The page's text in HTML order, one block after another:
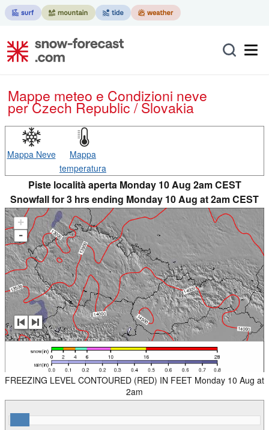
Mappe meteo e Condizioni neve
per Czech Republic / Slovakia
Mappa Neve
Mappa
temperatura
Piste località aperta Monday 10 Aug 2am CEST
Snowfall for 3 hrs ending Monday 10 Aug at 2am CEST
+
-
FREEZING LEVEL CONTOURED (RED) IN FEET Monday 10 Aug at
2am